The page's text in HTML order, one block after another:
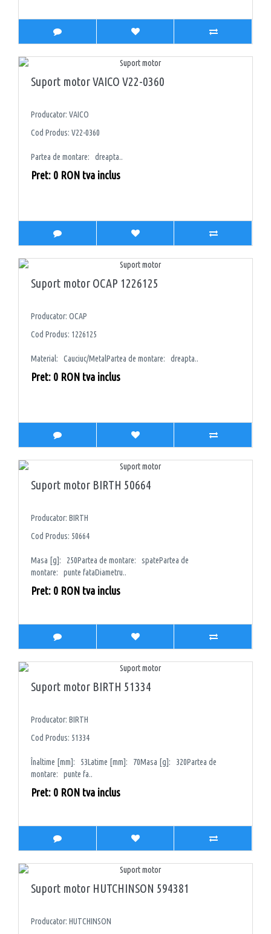
Suport motor VAICO V22-0360
Producator: VAICO
Cod Produs: V22-0360
Partea de montare: dreapta..
Pret: 0 RON tva inclus
Suport motor OCAP 1226125
Producator: OCAP
Cod Produs: 1226125
Material: Cauciuc/MetalPartea de montare: dreapta..
Pret: 0 RON tva inclus
Suport motor BIRTH 50664
Producator: BIRTH
Cod Produs: 50664
Masa [g]: 250Partea de montare: spatePartea de
montare: punte fataDiametru..
Pret: 0 RON tva inclus
Suport motor BIRTH 51334
Producator: BIRTH
Cod Produs: 51334
Înaltime [mm]: 53Latime [mm]: 70Masa [g]: 320Partea de
montare: punte fa..
Pret: 0 RON tva inclus
Suport motor HUTCHINSON 594381
Producator: HUTCHINSON